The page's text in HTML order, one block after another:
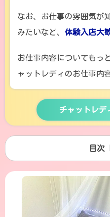
なお、お仕事の雰囲気が
みたいなど、 体験入店大
お仕事内容についてもっ
ャットレディのお仕事内
チャットレデ
目次 [